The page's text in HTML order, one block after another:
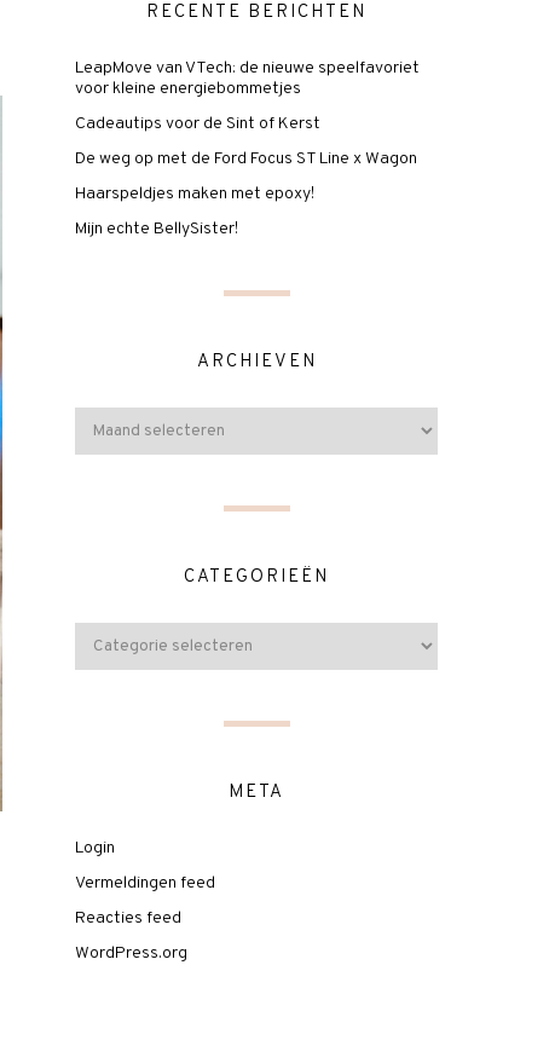
RECENTE BERICHTEN
LeapMove van VTech: de nieuwe speelfavoriet
voor kleine energiebommetjes
Cadeautips voor de Sint of Kerst
De weg op met de Ford Focus ST Line x Wagon
Haarspeldjes maken met epoxy!
Mijn echte BellySister!
ARCHIEVEN
CATEGORIEËN
META
Login
Vermeldingen feed
Reacties feed
WordPress.org